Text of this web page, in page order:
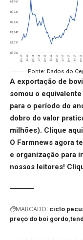
Fonte: Dados do
A exportação de
somou o
para o período do
dobro do valor
milhões). Clique aqui
O Farmnews agora
e organização para
nossos leitores!
MARCADO: ciclo
preço do boi gordo